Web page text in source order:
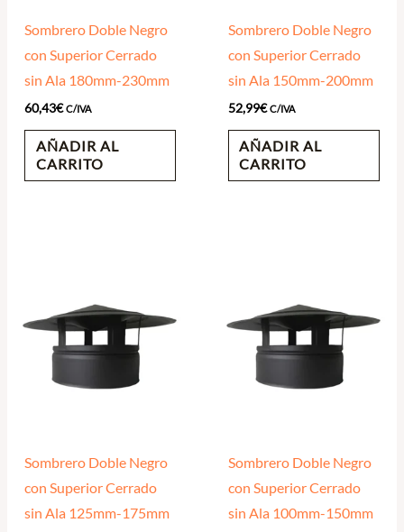
Sombrero Doble Negro
con Superior Cerrado
sin Ala 180mm-230mm
60,43€ C/IVA
AÑADIR AL
CARRITO
Sombrero Doble Negro
con Superior Cerrado
sin Ala 150mm-200mm
52,99€ C/IVA
AÑADIR AL
CARRITO
Sombrero Doble Negro
con Superior Cerrado
sin Ala 125mm-175mm
Sombrero Doble Negro
con Superior Cerrado
sin Ala 100mm-150mm